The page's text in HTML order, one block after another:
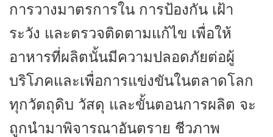
การวางมาตรการใน การป้องกัน เฝ้า
ระวัง และตรวจติดตามแก้ไข เพื่อให้
อาหารที่ผลิตนั้นมีความปลอดภัยต่อผู้
บริโภคและเพื่อการแข่งขันในตลาดโลก
ทุกวัตถุดิบ วัสดุ และขั้นตอนการผลิต จะ
ถูกนำมาพิจารณาอันตราย ชีวภาพ